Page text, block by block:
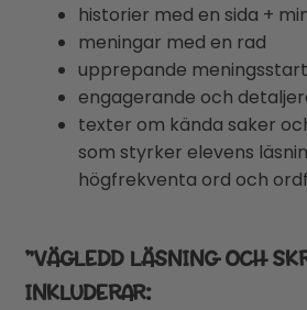
historier med en sida +
meningar med en rad
upprepande
engagerande och
texter om kända saker
som styrker elevens
högfrekventa ord och
”VÄGLEDD LÄSNING OCH
INKLUDERAR: